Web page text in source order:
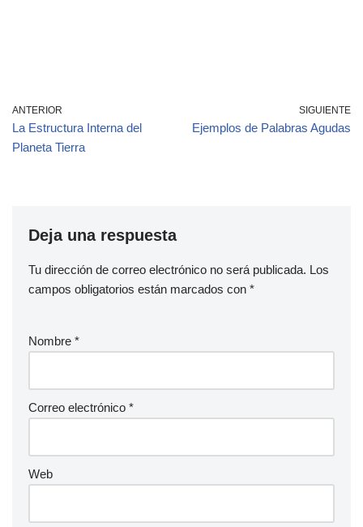
ANTERIOR
La Estructura Interna del
Planeta Tierra
SIGUIENTE
Ejemplos de Palabras Agudas
Deja una respuesta
Tu dirección de correo electrónico no será publicada. Los
campos obligatorios están marcados con *
Nombre *
Correo electrónico *
Web